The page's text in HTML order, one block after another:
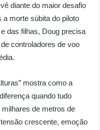
diante do maior desafio
a morte súbita do piloto
das filhas, Doug precisa
controladores de voo
mostra como a
quando tudo
de metros de
crescente, emoção